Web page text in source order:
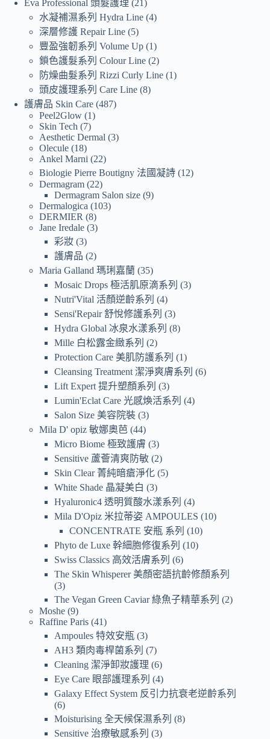
Eva Professional 頭髮護理
21
水凝補濕系列 Hydra Line 4
深層修護 Repair Line 5
豐盈強韌系列 Volume Up 1
鎖色護髮系列 Colour Line 2
防燥曲髮系列 Rizzi Curly Line 1
頭皮護理系列 Care Line 8
護膚品 Skin Care 487
Peel2Glow 1
Skin Tech
7
Aesthetic Dermal 3
Olecule 18
Ankel Marni
22
Biologie Pierre Boutigny 法國凝詩 12
Dermagram 22
Dermagram Salon size 9
Dermalogica
103
DERMIER
8
Jane Iredale 3
彩妝 3
護膚品
2
Maria Galland 瑪琍嘉蘭 35
Mosaic Drops 極活肌原滴系列
3
Nutri'Vital 活顏逆齡系列
4
Sensi'Repair 舒悅修護系列
3
Hydra Global 冰泉水漾系列
8
Mille 白松露金緻系列
2
Protection Care 美肌防護系列
1
Cleansing Treatment 潔淨爽膚系列
6
Lift Expert 提升塑顏系列
3
Lumin'Eclat Care 光感煥活系列
4
Salon Size 美容院裝 3
Mila D' opiz 敏娜奧芭 44
Micro Biome 極致護膚 3
Sensitive 蘆薈清爽防敏 2
Skin Clear 菁純暗瘡淨化 5
White Shade 晶凝美白
3
Hyaluronic4 透明質酸水漾系列
4
Mila D'Opiz 米拉蒂姿 AMPOULES
10
CONCENTRATE 安瓶 系列
10
Phyto de Luxe 幹細胞修復系列
10
Swiss Classics 高效活膚系列
6
The Skin Whisperer 美顏密語抗齡修顏系列
3
The Vegan Green Caviar 綠魚子精華系列
2
Moshe 9
Raffine Paris 41
Ampoules 特效安瓶 3
AH3 類肉毒桿菌系列
7
Cleaning 潔淨卸妝護理 6
Eye Care 眼部護理系列
4
Galaxy Effect System 反引力抗衰老逆齡系列
6
Moisturising 全天候保濕系列
8
Sensitive 治療敏感系列
3